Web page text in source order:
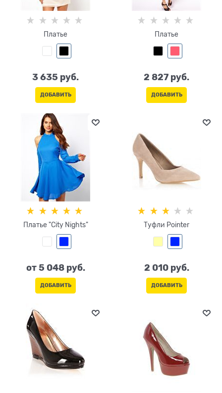
Платье
3 635 руб.
ДОБАВИТЬ
Платье
2 827 руб.
ДОБАВИТЬ
Платье "City Nights"
от5 048 руб.
ДОБАВИТЬ
Туфли Pointer
2 010 руб.
ДОБАВИТЬ